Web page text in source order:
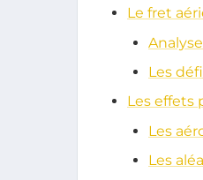
Le fret
Les
Les effets
Les
Les